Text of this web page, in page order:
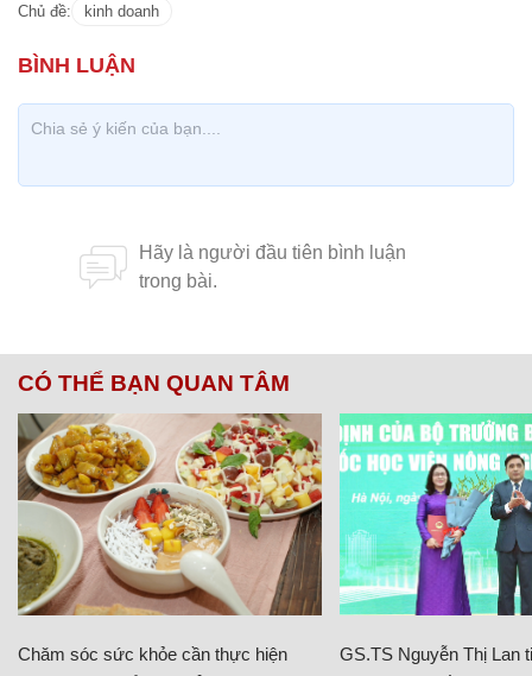
Chủ đề: kinh doanh
CÓ THỂ BẠN QUAN TÂM
Chăm sóc sức khỏe cần thực hiện
GS.TS Nguyễn Thị Lan